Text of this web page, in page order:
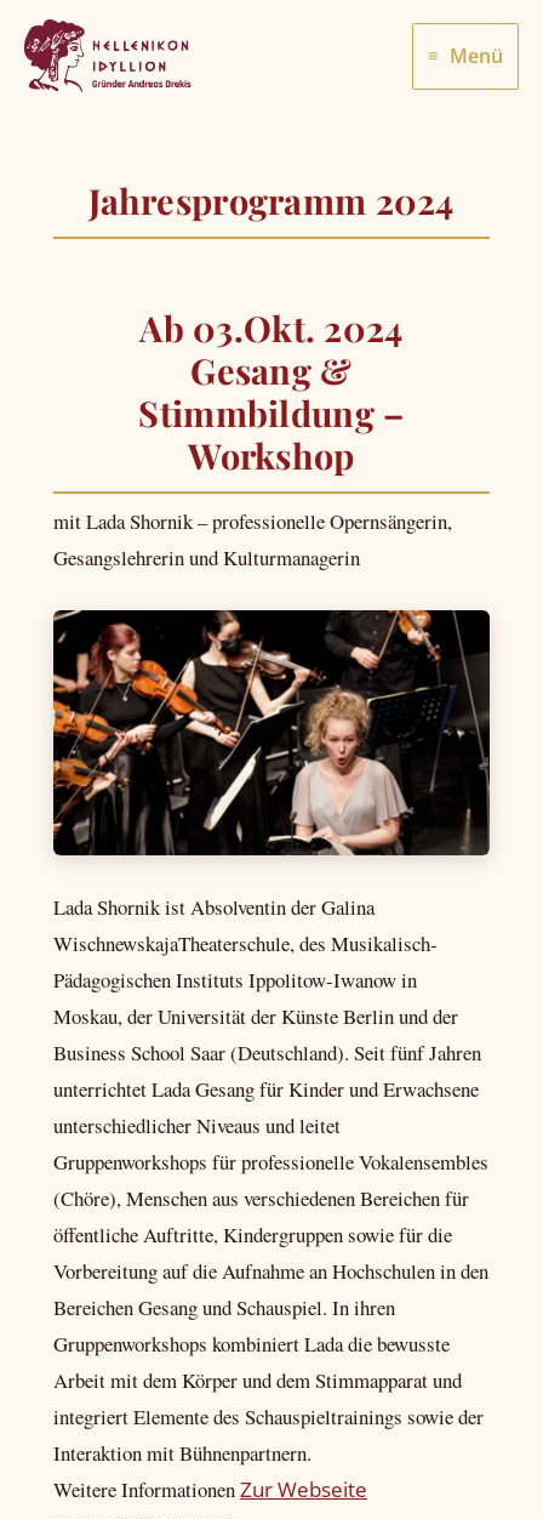
Inhalt
springen
Menü
Jahresprogramm 2024
Ab 03.Okt. 2024
Gesang &
Stimmbildung –
Workshop
mit Lada Shornik – professionelle Opernsängerin,
Gesangslehrerin und Kulturmanagerin
Lada Shornik ist Absolventin der Galina
WischnewskajaTheaterschule, des Musikalisch-
Pädagogischen Instituts Ippolitow-Iwanow in
Moskau, der Universität der Künste Berlin und der
Business School Saar (Deutschland). Seit fünf Jahren
unterrichtet Lada Gesang für Kinder und Erwachsene
unterschiedlicher Niveaus und leitet
Gruppenworkshops für professionelle Vokalensembles
(Chöre), Menschen aus verschiedenen Bereichen für
öffentliche Auftritte, Kindergruppen sowie für die
Vorbereitung auf die Aufnahme an Hochschulen in den
Bereichen Gesang und Schauspiel. In ihren
Gruppenworkshops kombiniert Lada die bewusste
Arbeit mit dem Körper und dem Stimmapparat und
integriert Elemente des Schauspieltrainings sowie der
Interaktion mit Bühnenpartnern.
Weitere InformationenZur Webseite